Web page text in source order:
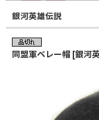
銀河英雄伝説
同盟軍ベレー帽 [銀河